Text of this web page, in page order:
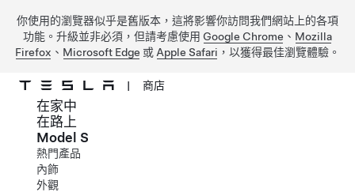
你使用的瀏覽器似乎是舊版本，這將影響你訪問我們網站上的各項
功能。升級並非必須，但請考慮使用 Google Chrome 、 Mozilla
Firefox 、 Microsoft Edge 或 Apple Safari ，以獲得最佳瀏覽體驗。
跳到主要內容
| 商店
在家中
在路上
Model S
熱門產品
內飾
外觀